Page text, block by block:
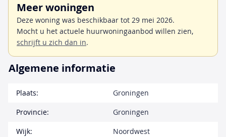
Meer woningen
Deze woning was beschikbaar tot 29 mei 2026.
Mocht u het actuele huurwoningaanbod willen zien,
schrijft u zich dan in.
Algemene informatie
Plaats:
Groningen
Provincie:
Groningen
Wijk:
Noordwest